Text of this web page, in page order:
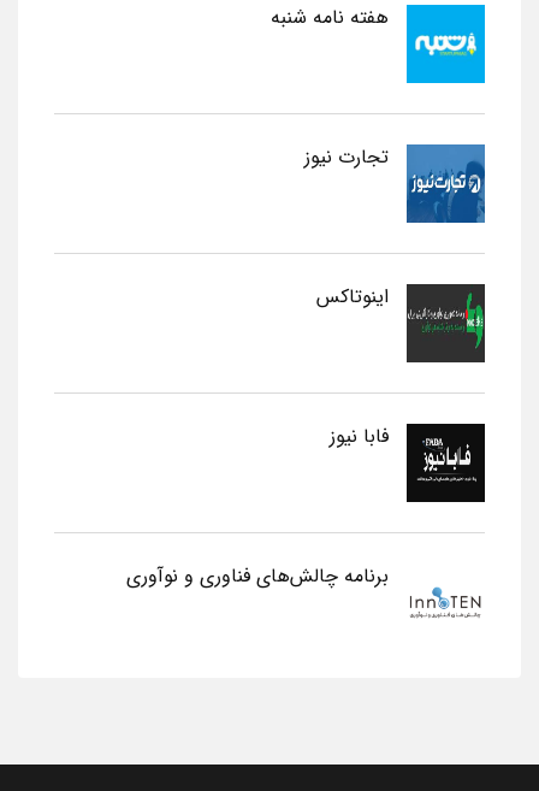
هفته نامه شنبه
تجارت نیوز
اینوتاکس
فابا نیوز
برنامه چالش‌های فناوری و نوآوری